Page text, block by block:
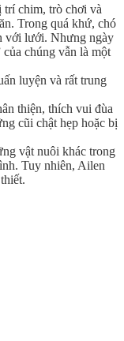
trí chim, trò chơi và
Trong quá khứ, chó
với lưới. Nhưng ngày
của chúng vẫn là một
luyện và rất trung
thiện, thích vui đùa
cũi chật hẹp hoặc bị
vật nuôi khác trong
Tuy nhiên, Ailen